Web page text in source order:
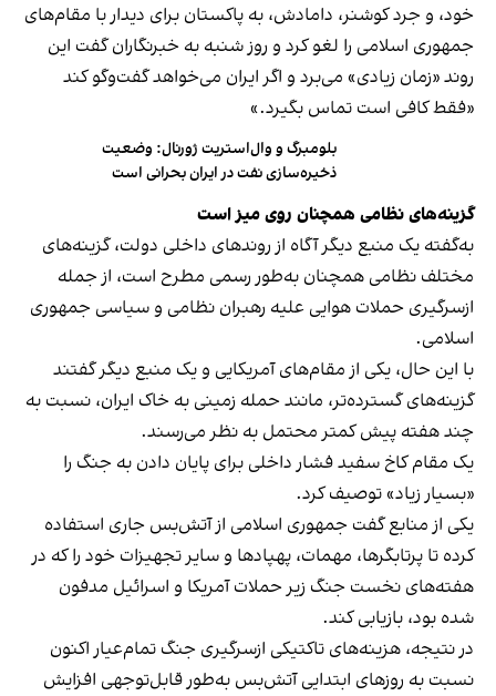
خود، و جرد کوشنر، دامادش، به پاکستان برای دیدار با مقام‌های
جمهوری اسلامی را لغو کرد و روز شنبه به خبرنگاران گفت این
روند «زمان زیادی» می‌برد و اگر ایران می‌خواهد گفت‌وگو کند
«فقط کافی است تماس بگیرد.»
بلومبرگ و وال‌استریت ژورنال: وضعیت
ذخیره‌سازی نفت در ایران بحرانی است
گزینه‌های نظامی همچنان روی میز است
به‌گفته یک منبع دیگر آگاه از روندهای داخلی دولت، گزینه‌های
مختلف نظامی همچنان به‌طور رسمی مطرح است، از جمله
ازسرگیری حملات هوایی علیه رهبران نظامی و سیاسی جمهوری
اسلامی.
با این حال، یکی از مقام‌های آمریکایی و یک منبع دیگر گفتند
گزینه‌های گسترده‌تر، مانند حمله زمینی به خاک ایران، نسبت به
چند هفته پیش کمتر محتمل به نظر می‌رسند.
یک مقام کاخ سفید فشار داخلی برای پایان دادن به جنگ را
«بسیار زیاد» توصیف کرد.
یکی از منابع گفت جمهوری اسلامی از آتش‌بس جاری استفاده
کرده تا پرتابگرها، مهمات، پهپادها و سایر تجهیزات خود را که در
هفته‌های نخست جنگ زیر حملات آمریکا و اسرائیل مدفون
شده بود، بازیابی کند.
در نتیجه، هزینه‌های تاکتیکی ازسرگیری جنگ تمام‌عیار اکنون
نسبت به روزهای ابتدایی آتش‌بس به‌طور قابل‌توجهی افزایش